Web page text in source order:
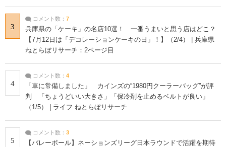
3
コメント数： 7
兵庫県の「ケーキ」の名店10選！ 一番うまいと思う店はどこ？
【7月12日は「デコレーションケーキの日」！】（2/4） | 兵庫県
ねとらぼリサーチ：2ページ目
4
コメント数： 4
「車に常備しました」 カインズの“1980円クーラーバッグ”が評
判 「ちょうどいい大きさ」「保冷剤を止めるベルトが良い」
（1/5） | ライフ ねとらぼリサーチ
5
コメント数： 3
【バレーボール】ネーションズリーグ日本ラウンドで活躍を期待